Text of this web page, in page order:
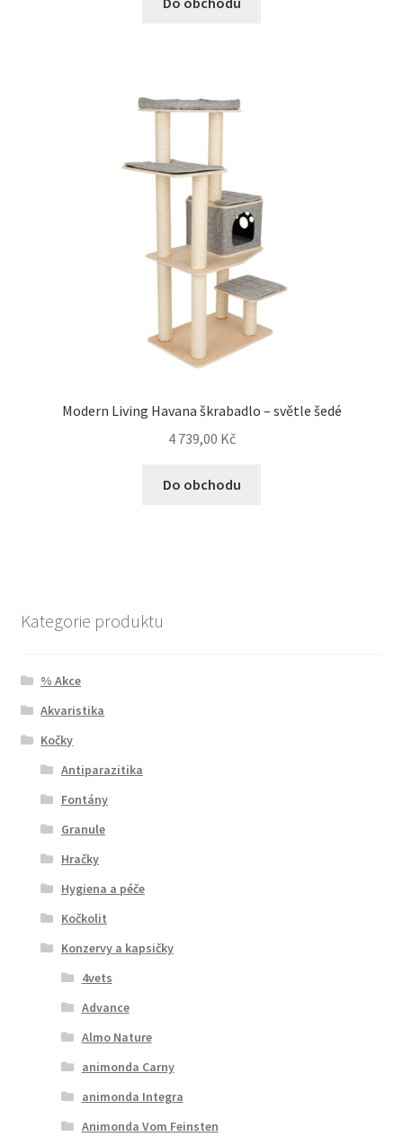
Modern Living Havana škrabadlo – světle šedé
4 739,00 Kč
Do obchodu
Kategorie produktu
% Akce
Akvaristika
Kočky
Antiparazitika
Fontány
Granule
Hračky
Hygiena a péče
Kočkolit
Konzervy a kapsičky
4vets
Advance
Almo Nature
animonda Carny
animonda Integra
Animonda Vom Feinsten